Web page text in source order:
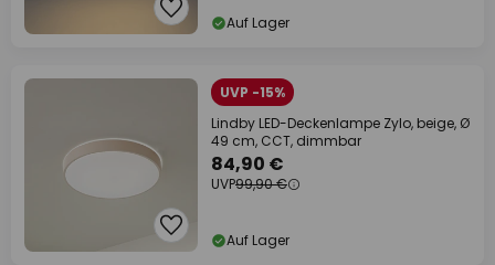
Auf Lager
UVP -15%
Lindby LED-Deckenlampe Zylo, beige, Ø
49 cm, CCT, dimmbar
84,90 €
UVP99,90 €
Auf Lager